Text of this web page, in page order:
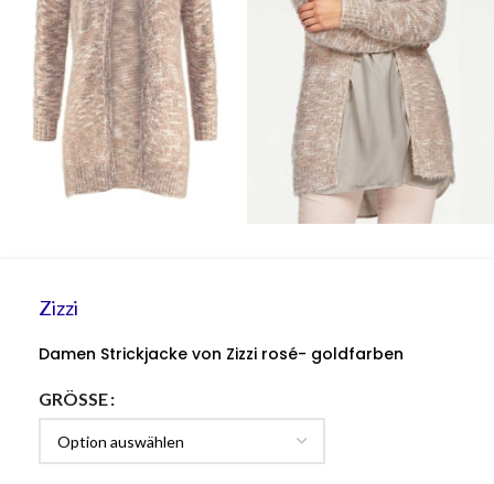
Zizzi
Damen Strickjacke von Zizzi rosé- goldfarben
GRÖSSE